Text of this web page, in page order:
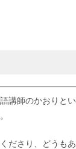
講師のかおりと
ださり、どうも